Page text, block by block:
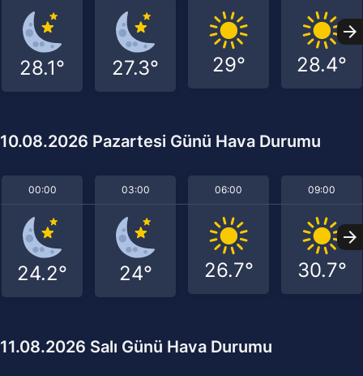
28.1° 27.3° 29° 28.4°
10.08.2026 Pazartesi Günü Hava Durumu
00:00
24.2°
03:00
24°
06:00
26.7°
09:00
30.7°
11.08.2026 Salı Günü Hava Durumu